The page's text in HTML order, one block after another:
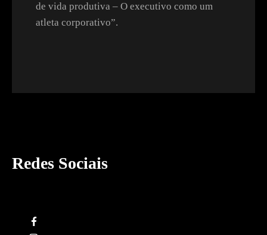
de vida produtiva – O executivo como um
atleta corporativo”.
Redes Sociais